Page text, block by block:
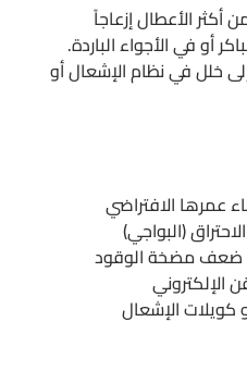
الأعطال إزعاجاً
أو في الأجواء الباردة.
خلل في نظام الإشعال أو
عمرها الافتراضي
(البواجي)
ضعف مضخة الوقود
كويلات الإشعال